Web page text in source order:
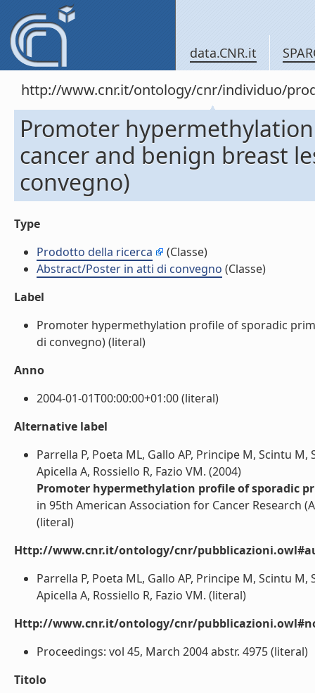
data.CNR.it
http://www.cnr.it/ontology/cnr/individuo/
Promoter
cancer and benign breast
convegno)
Type
Prodotto della ricerca
(Classe)
Abstract/Poster in atti di convegno (Classe)
Label
Promoter hypermethylation profile of sporadic
di convegno) (literal)
Anno
2004-01-01T00:00:00+01:00 (literal)
Alternative label
Parrella P, Poeta ML, Gallo AP, Principe M, Scintu
Apicella A, Rossiello R, Fazio VM. (2004)
Promoter hypermethylation profile of sporadic
in 95th American Association for Cancer Research
(literal)
Http://www.cnr.it/ontology/cnr/
Parrella P, Poeta ML, Gallo AP, Principe M, Scintu
Apicella A, Rossiello R, Fazio VM. (literal)
Http://www.cnr.it/ontology/cnr/
Proceedings: vol 45, March 2004 abstr. 4975 (literal)
Titolo